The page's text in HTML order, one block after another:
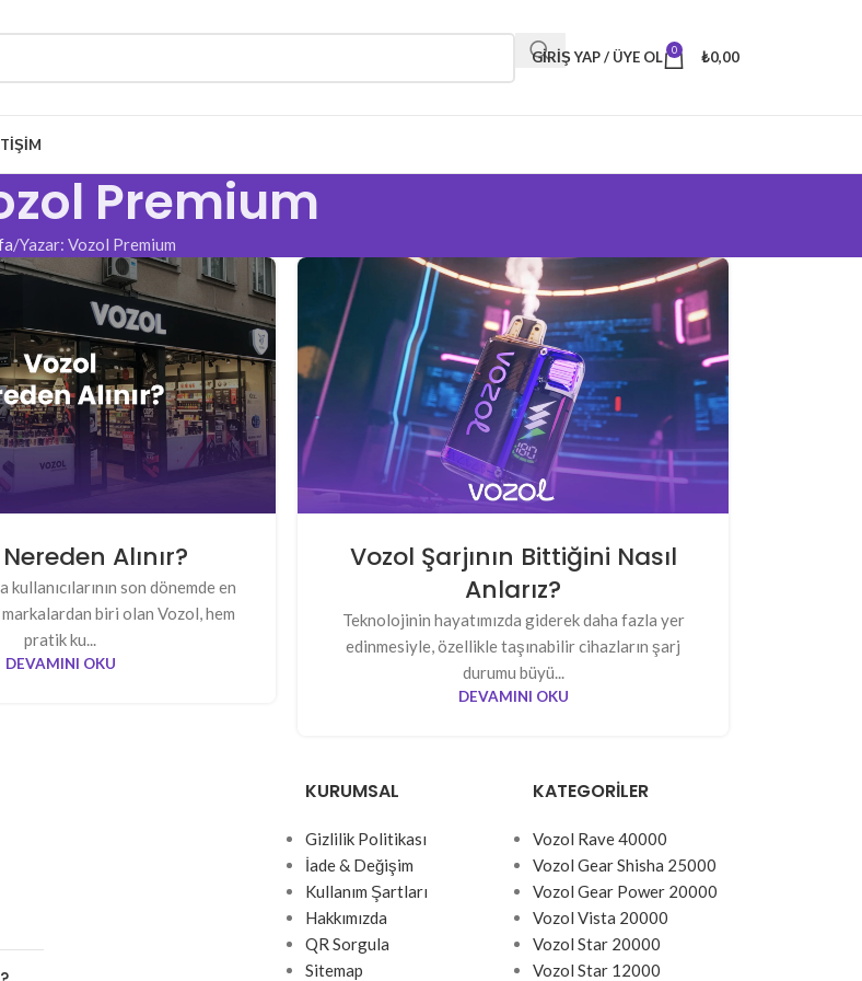
GIRIŞ YAP / ÜYE OL 0 ₺0,00
Premium
Yazar: Vozol Premium
Alınır?
son dönemde en
biri olan Vozol, hem
pratik ku...
DEVAMINI OKU
Vozol Şarjının Bittiğini Nasıl
Anlarız?
Teknolojinin hayatımızda giderek daha fazla yer
edinmesiyle, özellikle taşınabilir cihazların şarj
durumu büyü...
DEVAMINI OKU
KURUMSAL
Gizlilik Politikası
İade & Değişim
Kullanım Şartları
Hakkımızda
QR Sorgula
Sitemap
KATEGORILER
Vozol Rave 40000
Vozol Gear Shisha 25000
Vozol Gear Power 20000
Vozol Vista 20000
Vozol Star 20000
Vozol Star 12000